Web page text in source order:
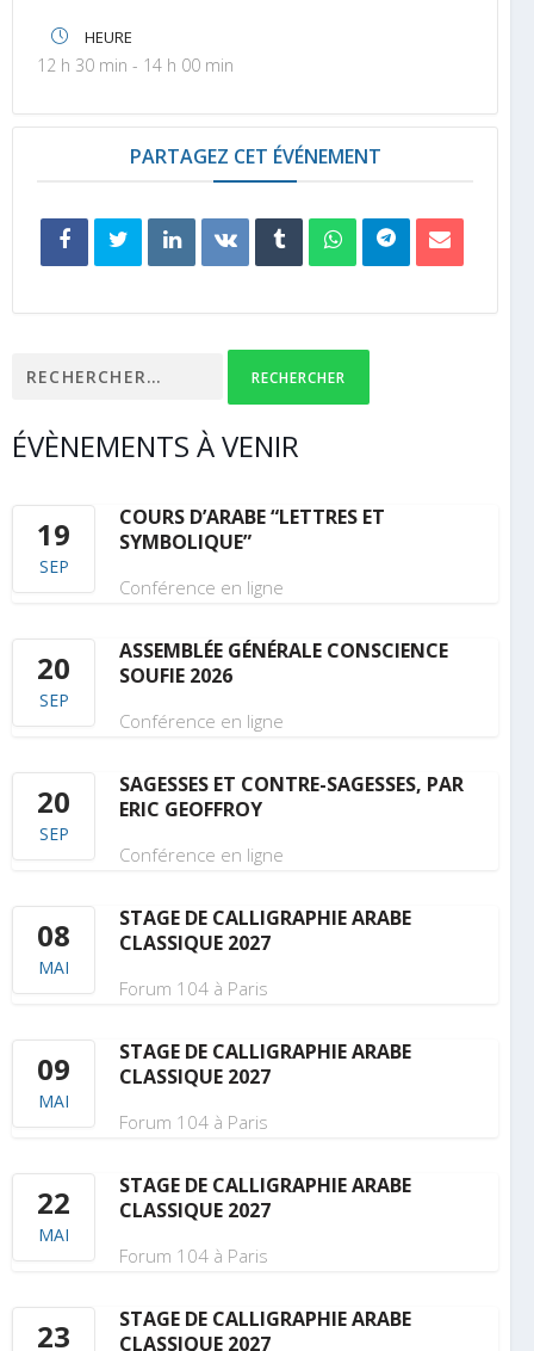
HEURE
12 h 30 min - 14 h 00 min
PARTAGEZ CET ÉVÉNEMENT
ÉVÈNEMENTS À VENIR
19
SEP
COURS D’ARABE “LETTRES ET
SYMBOLIQUE”
Conférence en ligne
20
SEP
ASSEMBLÉE GÉNÉRALE CONSCIENCE
SOUFIE 2026
Conférence en ligne
20
SEP
SAGESSES ET CONTRE-SAGESSES, PAR
ERIC GEOFFROY
Conférence en ligne
08
MAI
STAGE DE CALLIGRAPHIE ARABE
CLASSIQUE 2027
Forum 104 à Paris
09
MAI
STAGE DE CALLIGRAPHIE ARABE
CLASSIQUE 2027
Forum 104 à Paris
22
MAI
STAGE DE CALLIGRAPHIE ARABE
CLASSIQUE 2027
Forum 104 à Paris
23
STAGE DE CALLIGRAPHIE ARABE
CLASSIQUE 2027